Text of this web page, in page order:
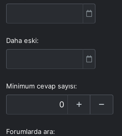
Daha eski
Minimum cevap sayısı
Forumlarda ara